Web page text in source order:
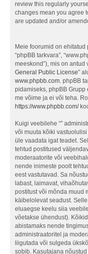
review this regularly
changes mean you agree
are updated and/or
Meie foorumid on ehitatud
“phpBB tarkvara”,
meeskond”), mis on antud
General Public License”
www.phpbb.com. phpBB
pidamiseks, phpBB
me võime ja ei või teha.
https://www.phpbb.com/
Kuigi veebilehe “”
või muuta kõiki
üle vaadata igat teadet.
tehtud postitused
moderaatorite või
nende inimeste poolt
eest vastutavad. Sa
labast, laimavat,
postitust või mõnda muud
käibelolevat seadust.
eluaegse keelu siia
võetakse ühendust).
abistamaks nende
administraatoritel ja
liigutada või sulgeda
sobib. Kasutajana